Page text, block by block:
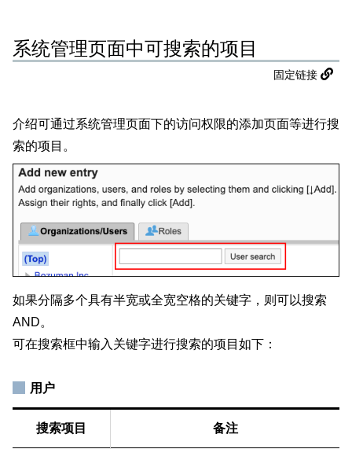
系统管理页面中可搜索的项目
固定链接
介绍可通过系统管理页面下的访问权限的添加页面等进行搜
索的项目。
如果分隔多个具有半宽或全宽空格的关键字，则可以搜索
AND。
可在搜索框中输入关键字进行搜索的项目如下：
用户
搜索项目 备注